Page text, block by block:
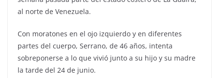
al norte de Venezuela.
Con moratones en el ojo izquierdo y en diferentes
partes del cuerpo, Serrano, de 46 años, intenta
sobreponerse a lo que vivió junto a su hijo y su madre
la tarde del 24 de junio.